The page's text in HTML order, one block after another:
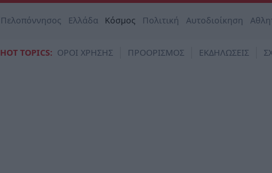
Πελοπόννησος Ελλάδα Κόσμος Πολιτική Αυτοδιοίκηση
HOT TOPICS: ΟΡΟΙ ΧΡΗΣΗΣ ΠΡΟΟΡΙΣΜΟΣ ΕΚΔΗΛΩΣΕΙΣ